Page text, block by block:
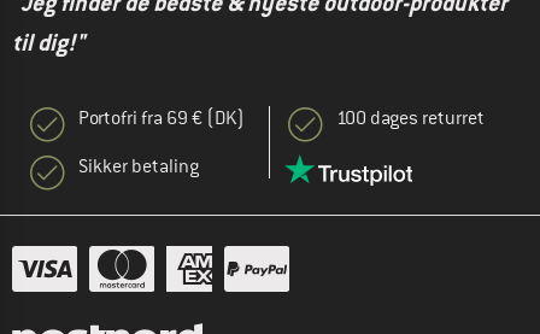
til dig!"
Portofri fra 69 € (DK)
Sikker betaling
100 dages returret